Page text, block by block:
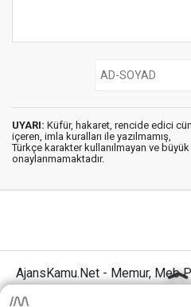
UYARI: Küfür, hakaret, rencide edici
içeren, imla kuralları ile yazılmamış,
Türkçe karakter kullanılmayan ve
onaylanmamaktadır.
AjansKamu.Net - Memur, Meb